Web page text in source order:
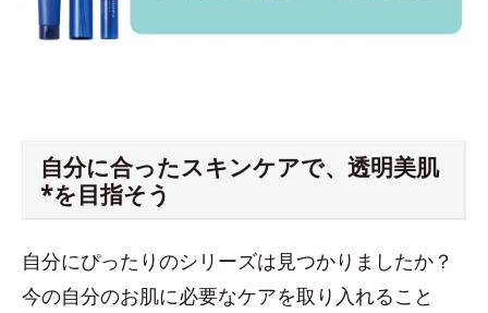
自分に合ったスキンケアで、透明美肌
*を目指そう
自分にぴったりのシリーズは見つかりましたか？
今の自分のお肌に必要なケアを取り入れること